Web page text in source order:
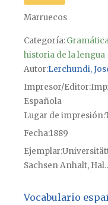
Marruecos
Categoría:
historia de la lengua
Autor Lerchundi,
Impresor/Editor
Española
Lugar de impresión
Fecha1889
Ejemplar
Sachsen Anhalt,
Vocabulario